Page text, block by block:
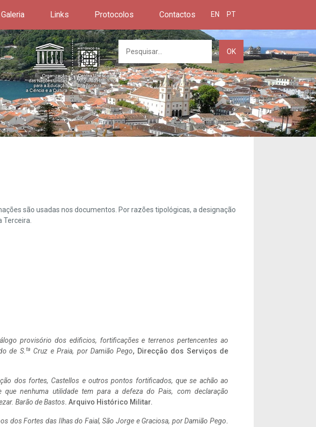
Galeria Links Protocolos Contactos EN PT
OK
são usadas nos documentos. Por razões tipológicas, a designação
provisório dos edificios, fortificações e terrenos pertencentes ao
de S. ta Cruz e Praia, por Damião Pego, Direcção dos Serviços de
dos fortes, Castellos e outros pontos fortificados, que se achão ao
que nenhuma utilidade tem para a defeza do Pais, com declaração
Barão de Bastos. Arquivo Histórico Militar.
dos Fortes das Ilhas do Faial, São Jorge e Graciosa, por Damião Pego.